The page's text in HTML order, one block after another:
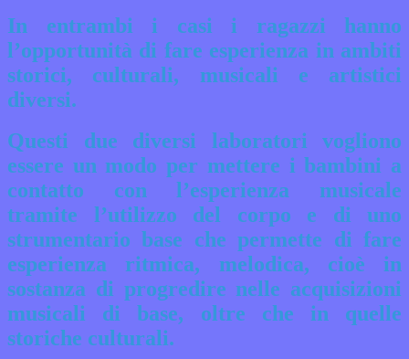
In entrambi i casi i ragazzi hanno
l’opportunità di fare esperienza in ambiti
storici, culturali, musicali e artistici
diversi.
Questi due diversi laboratori vogliono
essere un modo per mettere i bambini a
contatto con l’esperienza musicale
tramite l’utilizzo del corpo e di uno
strumentario base che permette di fare
esperienza ritmica, melodica, cioè in
sostanza di progredire nelle acquisizioni
musicali di base, oltre che in quelle
storiche culturali.